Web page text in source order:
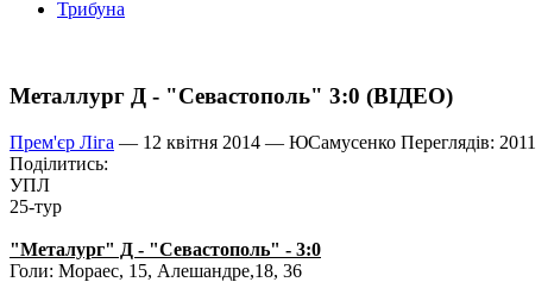
Трибуна
Металлург Д - "Севастополь" 3:0 (ВІДЕО)
Прем'єр Ліга — 12 квітня 2014 — ЮСамусенко Переглядів: 2011
Поділитись:
УПЛ
25-тур
"Металург" Д - "Севастополь" - 3:0
Голи: Мораес, 15, Алешандре,18, 36